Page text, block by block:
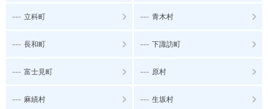
--- 立科町 --- 青木村
--- 長和町 --- 下諏訪町
--- 富士見町 --- 原村
--- 麻績村 --- 生坂村